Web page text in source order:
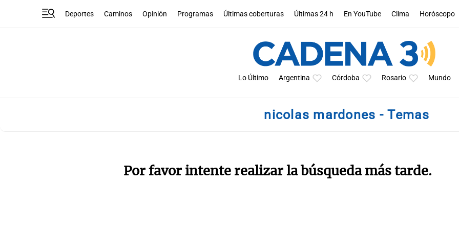
Deportes Caminos Opinión Programas Últimas coberturas Últimas 24 h En YouTube Clima Horóscopo
Lo Último Argentina Córdoba Rosario Mundo
nicolas mardones - Temas
Por favor intente realizar la búsqueda más tarde.